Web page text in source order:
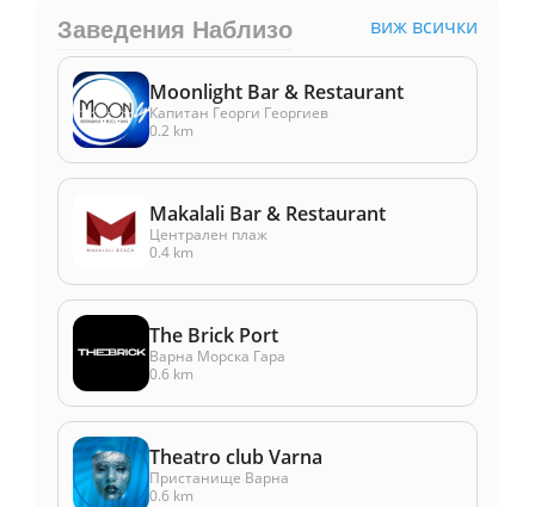
Заведения Наблизо виж всички
Moonlight Bar & Restaurant
Капитан Георги Георгиев
0.2 km
Makalali Bar & Restaurant
Централен плаж
0.4 km
The Brick Port
Варна Морска Гара
0.6 km
Theatro club Varna
Пристанище Варна
0.6 km